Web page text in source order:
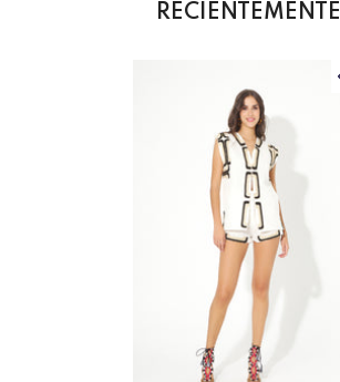
RECIENTEMENTE